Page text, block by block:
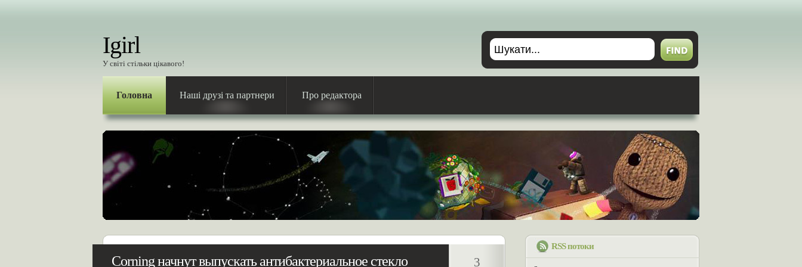
Igirl
У світі стільки цікавого!
Головна Наші друзі та партнери Про редактора
Corning начнут выпускать антибактериальное стекло 3
RSS потоки